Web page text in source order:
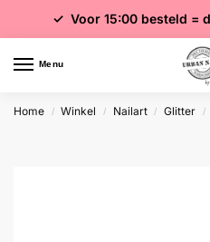
✓ Gratis verzending
✓ Voor 15:00 besteld =
✓ Meer dan
Menu
Home / Winkel / Nailart / Glitter /